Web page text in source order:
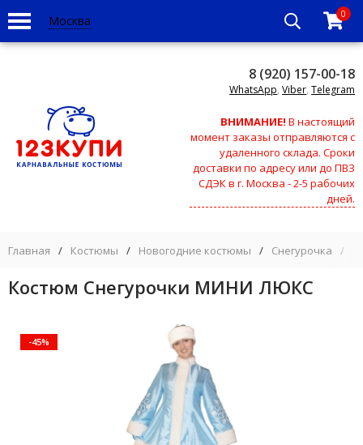
Москва 0
8 (920) 157-00-18
WhatsApp, Viber, Telegram
ВНИМАНИЕ! В настоящий
момент заказы отправляются с
удаленного склада. Сроки
доставки по адресу или до ПВЗ
СДЭК в г. Москва - 2-5 рабочих
дней.
Главная / Костюмы / Новогодние костюмы / Снегурочка /
Костюм Снегурочки МИНИ ЛЮКС
-45%